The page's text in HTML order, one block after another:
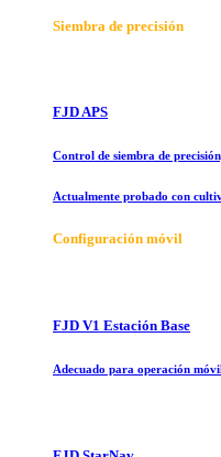
Siembra de precisión
FJD APS
Control de siembra de
Actualmente probado con
Configuración móvil
FJD V1 Estación Base
Adecuado para operación